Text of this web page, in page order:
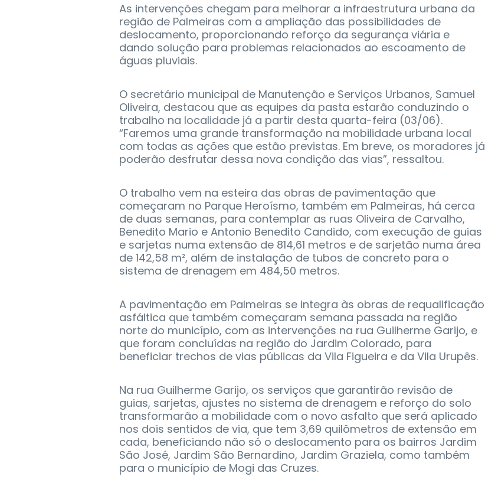
As intervenções chegam para melhorar a infraestrutura urbana da
região de Palmeiras com a ampliação das possibilidades de
deslocamento, proporcionando reforço da segurança viária e
dando solução para problemas relacionados ao escoamento de
águas pluviais.
O secretário municipal de Manutenção e Serviços Urbanos, Samuel
Oliveira, destacou que as equipes da pasta estarão conduzindo o
trabalho na localidade já a partir desta quarta-feira (03/06).
“Faremos uma grande transformação na mobilidade urbana local
com todas as ações que estão previstas. Em breve, os moradores já
poderão desfrutar dessa nova condição das vias”, ressaltou.
O trabalho vem na esteira das obras de pavimentação que
começaram no Parque Heroísmo, também em Palmeiras, há cerca
de duas semanas, para contemplar as ruas Oliveira de Carvalho,
Benedito Mario e Antonio Benedito Candido, com execução de guias
e sarjetas numa extensão de 814,61 metros e de sarjetão numa área
de 142,58 m², além de instalação de tubos de concreto para o
sistema de drenagem em 484,50 metros.
A pavimentação em Palmeiras se integra às obras de requalificação
asfáltica que também começaram semana passada na região
norte do município, com as intervenções na rua Guilherme Garijo, e
que foram concluídas na região do Jardim Colorado, para
beneficiar trechos de vias públicas da Vila Figueira e da Vila Urupês.
Na rua Guilherme Garijo, os serviços que garantirão revisão de
guias, sarjetas, ajustes no sistema de drenagem e reforço do solo
transformarão a mobilidade com o novo asfalto que será aplicado
nos dois sentidos de via, que tem 3,69 quilômetros de extensão em
cada, beneficiando não só o deslocamento para os bairros Jardim
São José, Jardim São Bernardino, Jardim Graziela, como também
para o município de Mogi das Cruzes.